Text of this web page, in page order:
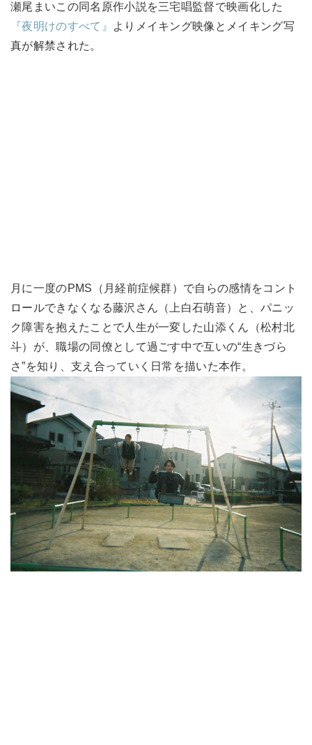
瀬尾まいこの同名原作小説を三宅唱監督で映画化した
『夜明けのすべて』
よりメイキング映像とメイキング写
真が解禁された。
月に一度のPMS（月経前症候群）で自らの感情をコント
ロールできなくなる藤沢さん（上白石萌音）と、パニッ
ク障害を抱えたことで人生が一変した山添くん（松村北
斗）が、職場の同僚として過ごす中で互いの“生きづら
さ”を知り、支え合っていく日常を描いた本作。